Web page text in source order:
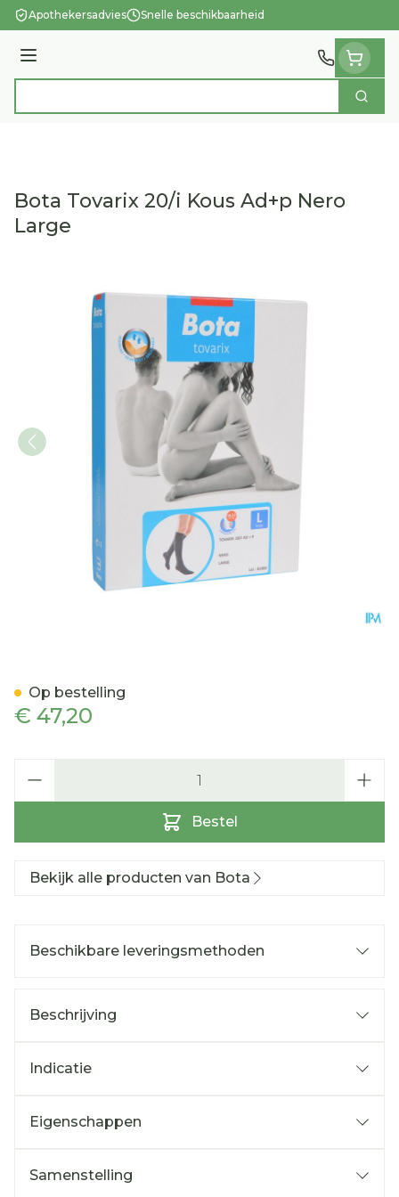
Ga naar de inhoud
Apothekersadvies Snelle beschikbaarheid
Menu
Zoek
Bota Tovarix 20/i Kous Ad+p Nero
Large
€ 47,20
Bestel
Op bestelling
Bekijk alle producten van Bota
Beschikbare leveringsmethoden
Beschrijving
Indicatie
Eigenschappen
Samenstelling